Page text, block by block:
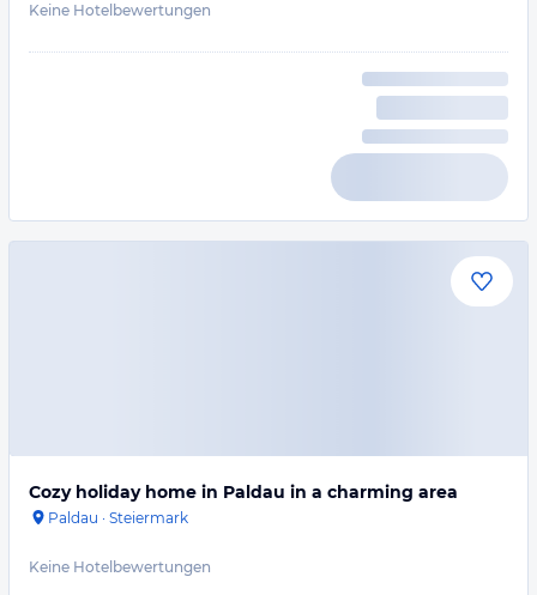
Keine Hotelbewertungen
Cozy holiday home in Paldau in a charming area
Paldau · Steiermark
Keine Hotelbewertungen